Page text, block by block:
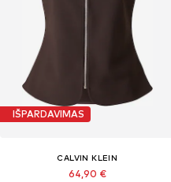
IŠPARDAVIMAS
CALVIN KLEIN
64,90 €